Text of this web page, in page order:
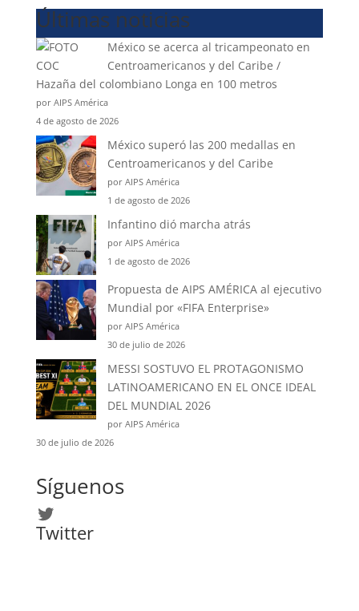
Últimas noticias
México se acerca al tricampeonato en
Centroamericanos y del Caribe /
Hazaña del colombiano Longa en 100 metros
por AIPS América
4 de agosto de 2026
México superó las 200 medallas en
Centroamericanos y del Caribe
por AIPS América
1 de agosto de 2026
Infantino dió marcha atrás
por AIPS América
1 de agosto de 2026
Propuesta de AIPS AMÉRICA al ejecutivo
Mundial por «FIFA Enterprise»
por AIPS América
30 de julio de 2026
MESSI SOSTUVO EL PROTAGONISMO
LATINOAMERICANO EN EL ONCE IDEAL
DEL MUNDIAL 2026
por AIPS América
30 de julio de 2026
Síguenos
Twitter
Twitter